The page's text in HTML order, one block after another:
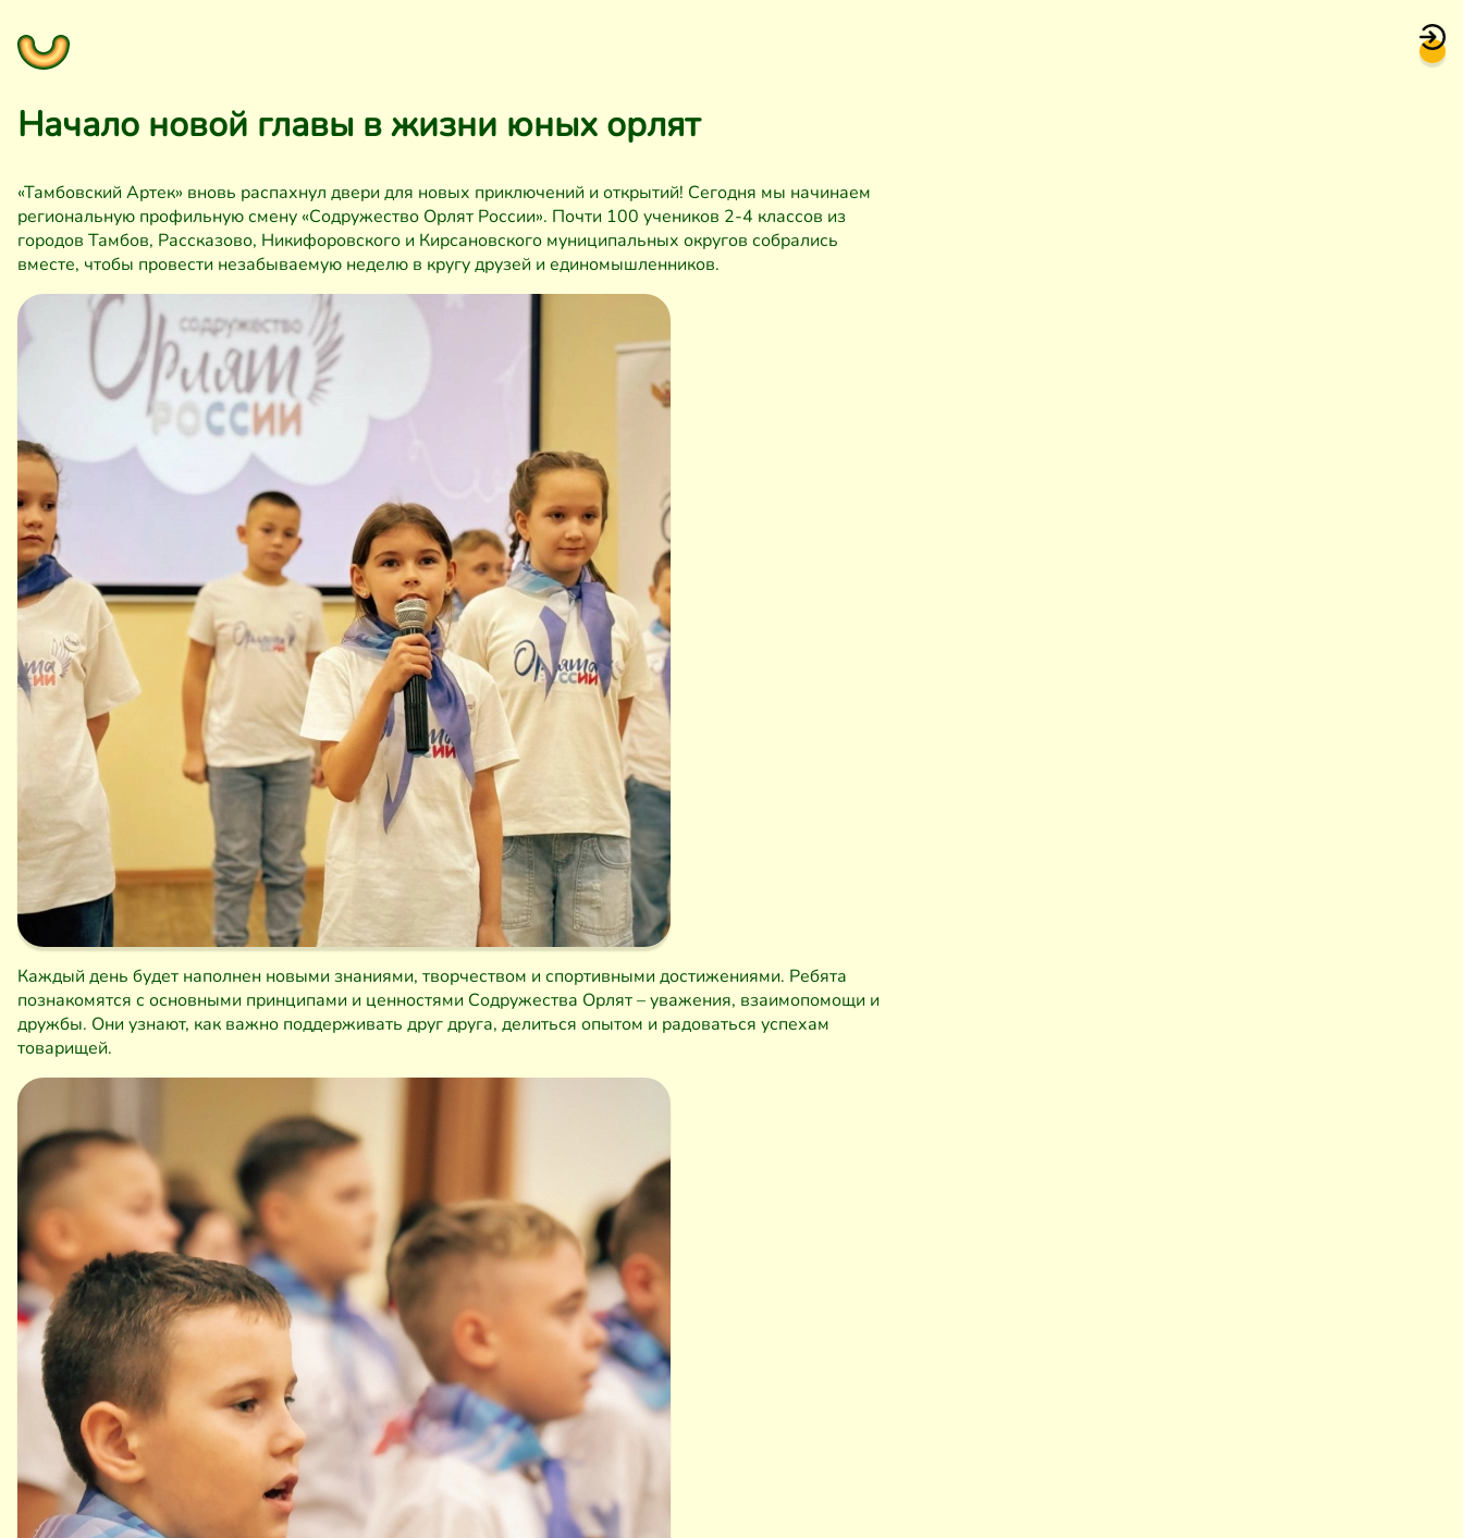
Начало новой главы в жизни юных орлят
«Тамбовский Артек» вновь распахнул двери для новых приключений и открытий! Сегодня мы начинаем
региональную профильную смену «Содружество Орлят России». Почти 100 учеников 2-4 классов из
городов Тамбов, Рассказово, Никифоровского и Кирсановского муниципальных округов собрались
вместе, чтобы провести незабываемую неделю в кругу друзей и единомышленников.
Каждый день будет наполнен новыми знаниями, творчеством и спортивными достижениями. Ребята
познакомятся с основными принципами и ценностями Содружества Орлят – уважения, взаимопомощи и
дружбы. Они узнают, как важно поддерживать друг друга, делиться опытом и радоваться успехам
товарищей.